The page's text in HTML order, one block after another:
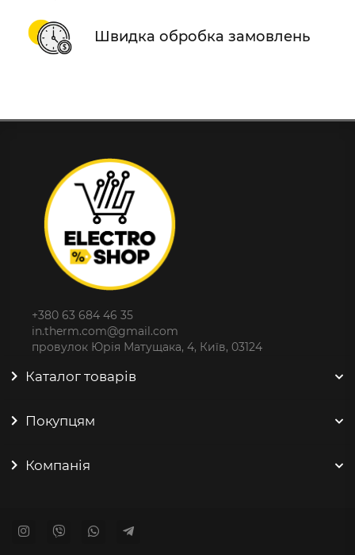
Швидка обробка замовлень
+380 63 684 46 35
in.therm.com@gmail.com
провулок Юрія Матущака, 4, Київ, 03124
Каталог товарів
Покупцям
Компанія